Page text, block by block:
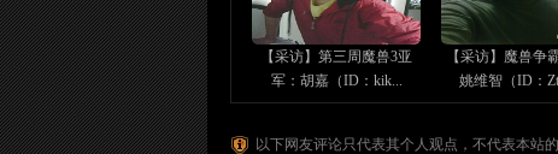
【采访】第三周魔兽3亚
军：胡嘉（ID：kik...
【采访】魔兽争
姚维智（ID：
以下网友评论只代表其个人观点，不代表本站的